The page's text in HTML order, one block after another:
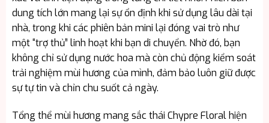
dung tích lớn mang lại sự ổn định khi sử dụng lâu dài tại
nhà, trong khi các phiên bản mini lại đóng vai trò như
một “trợ thủ” linh hoạt khi bạn di chuyển. Nhờ đó, bạn
không chỉ sử dụng nước hoa mà còn chủ động kiểm soát
trải nghiệm mùi hương của mình, đảm bảo luôn giữ được
sự tự tin và chỉn chu suốt cả ngày.
Tổng thể mùi hương mang sắc thái Chypre Floral hiện